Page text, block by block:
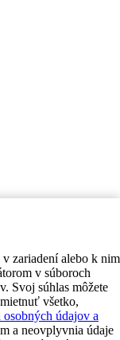
zariadení alebo k nim
v súboroch
Svoj súhlas môžete
všetko,
údajov a
a neovplyvnia údaje